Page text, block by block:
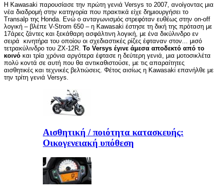
Η Kawasaki παρουσίασε την πρώτη γενιά Versys το 2007, ανοίγοντας μια
νέα διαδρομή στην κατηγορία που πρακτικά είχε δημιουργήσει το
Transalp της Honda. Ενώ ο ανταγωνισμός στρεφόταν ευθέως στην on-off
λογική – βλέπε V-Strom 650 – η Kawasaki έστησε τη δική της πρόταση με
17άρες ζάντες και ξεκάθαρη ασφάλτινη λογική, με ένα δικύλινδρο εν
σειρά κινητήρα του οποίου οι σχεδιαστικές ρίζες έφταναν στον... μισό
τετρακύλινδρο του ZX-12R. Το Versys έγινε άμεσα αποδεκτό από το
κοινό και τρία χρόνια αργότερα έφτασε η δεύτερη γενιά, μια μοτοσικλέτα
πολύ κοντά σε αυτή που θα αντικαθιστούσε, με τις απαραίτητες
αισθητικές και τεχνικές βελτιώσεις. Φέτος αισίως η Κawasaki επανήλθε με
την τρίτη γενιά Versys.
Αισθητική / ποιότητα κατασκευής:
Οικογενειακή υπόθεση